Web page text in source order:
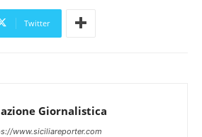
Twitter
Giornalistica
www.siciliareporter.com